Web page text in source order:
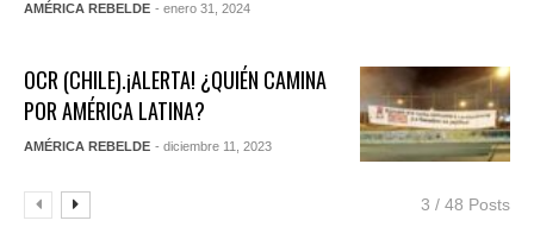
AMÉRICA REBELDE - enero 31, 2024
OCR (CHILE).¡ALERTA! ¿QUIÉN CAMINA
POR AMÉRICA LATINA?
AMÉRICA REBELDE - diciembre 11, 2023
3 / 48 Posts